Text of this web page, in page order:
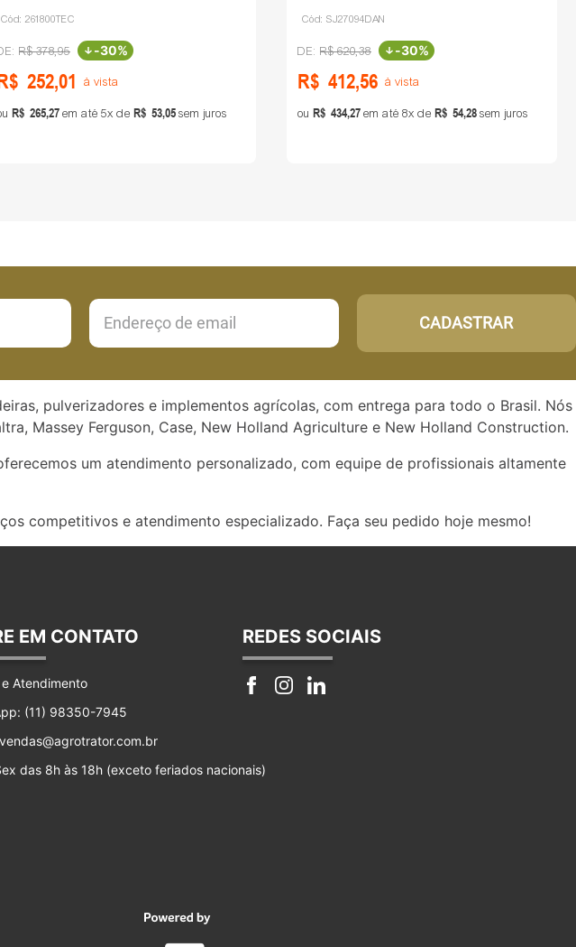
Cód: 261800TEC
R$378,95 -30%
252,01 à vista
R$ 265,27em até 5 de R$ 53,05sem juros
Cód: SJ27094DAN
R$620,38 -30%
R$ 412,56 à vista
ou R$ 434,27em até 8 de R$ 54,28sem juros
CADASTRAR
pulverizadores e implementos agrícolas, com entrega para todo o Brasil. Nós
Massey Ferguson, Case, New Holland Agriculture e New Holland Construction.
um atendimento personalizado, com equipe de profissionais altamente
competitivos e atendimento especializado. Faça seu pedido hoje mesmo!
EM CONTATO
Atendimento
(11) 98350-7945
das 8h às 18h (exceto feriados nacionais)
REDES SOCIAIS